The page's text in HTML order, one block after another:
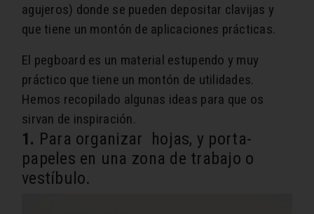
agujeros) donde se pueden depositar clavijas y
que tiene un montón de aplicaciones prácticas.
El pegboard es un material estupendo y muy
práctico que tiene un montón de utilidades.
Hemos recopilado algunas ideas para que os
sirvan de inspiración.
1. Para organizar hojas, y porta-
papeles en una zona de trabajo o
vestíbulo.